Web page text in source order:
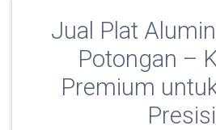
Jual Plat
Potongan –
Premium
Presisi